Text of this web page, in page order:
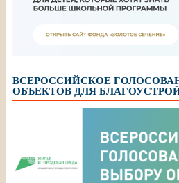
ВСЕРОССИЙСКОЕ
ОБЪЕКТОВ ДЛЯ